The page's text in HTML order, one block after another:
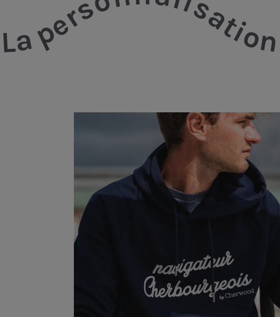
La personnalisation
Les commandes de
entre le 1er et le